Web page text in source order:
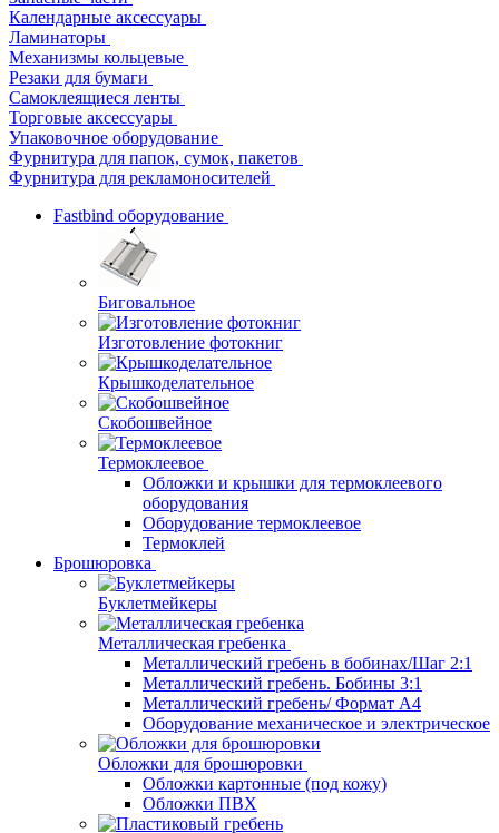
Календарные аксессуары
Ламинаторы
Механизмы кольцевые
Резаки для бумаги
Самоклеящиеся ленты
Торговые аксессуары
Упаковочное оборудование
Фурнитура для папок, сумок, пакетов
Фурнитура для рекламоносителей
Fastbind оборудование
Биговальное
Изготовление фотокниг
Крышкоделательное
Скобошвейное
Термоклеевое
Обложки и крышки для термоклеевого
оборудования
Оборудование термоклеевое
Термоклей
Брошюровка
Буклетмейкеры
Металлическая гребенка
Металлический гребень в бобинах/Шаг 2:1
Металлический гребень. Бобины 3:1
Металлический гребень/ Формат А4
Оборудование механическое и электрическое
Обложки для брошюровки
Обложки картонные (под кожу)
Обложки ПВХ